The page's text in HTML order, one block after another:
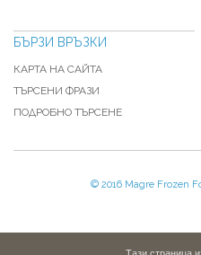
БЪРЗИ ВРЪЗКИ
КАРТА НА САЙТА
ТЪРСЕНИ ФРАЗИ
ПОДРОБНО ТЪРСЕНЕ
© 2016 Magre Frozen
Тази страница